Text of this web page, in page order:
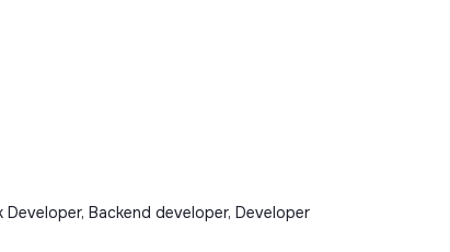
Backend developer, Developer